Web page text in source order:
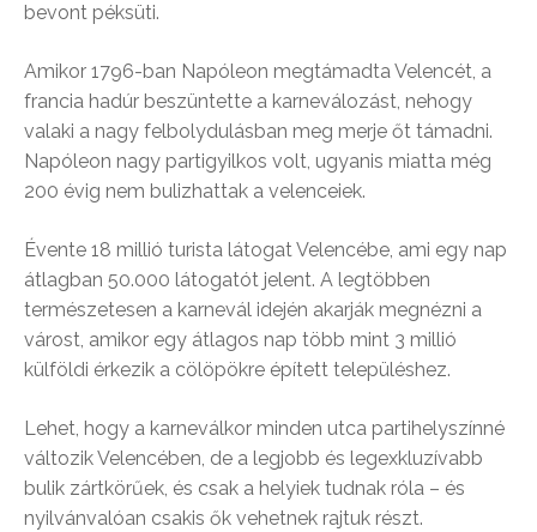
bevont péksüti.
Amikor 1796-ban Napóleon megtámadta Velencét, a
francia hadúr beszüntette a karneválozást, nehogy
valaki a nagy felbolydulásban meg merje őt támadni.
Napóleon nagy partigyilkos volt, ugyanis miatta még
200 évig nem bulizhattak a velenceiek.
Évente 18 millió turista látogat Velencébe, ami egy nap
átlagban 50.000 látogatót jelent. A legtöbben
természetesen a karnevál idején akarják megnézni a
várost, amikor egy átlagos nap több mint 3 millió
külföldi érkezik a cölöpökre épített településhez.
Lehet, hogy a karneválkor minden utca partihelyszínné
változik Velencében, de a legjobb és legexkluzívabb
bulik zártkörűek, és csak a helyiek tudnak róla – és
nyilvánvalóan csakis ők vehetnek rajtuk részt.